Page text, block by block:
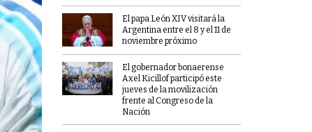
El papa León XIV visitará la
Argentina entre el 8 y el 11 de
noviembre próximo
El gobernador bonaerense
Axel Kicillof participó este
jueves de la movilización
frente al Congreso de la
Nación